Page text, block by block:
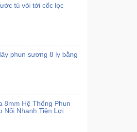
tù vòi tới cốc lọc
phun sương 8 ly bằng
8mm Hệ Thống Phun
Nối Nhanh Tiện Lợi